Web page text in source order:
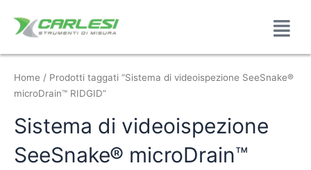
Home / Prodotti taggati “Sistema di videoispezione SeeSnake®
microDrain™ RIDGID”
Sistema di videoispezione
SeeSnake® microDrain™